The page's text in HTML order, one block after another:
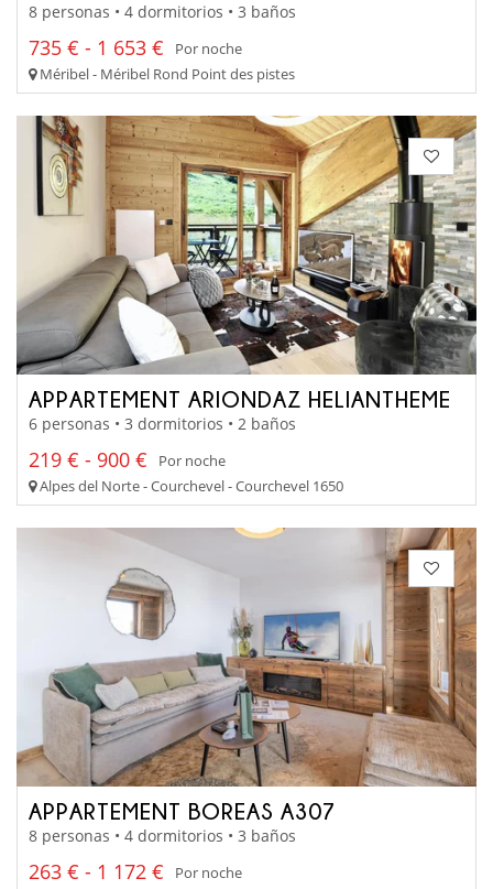
8 personas • 4 dormitorios • 3 baños
735 € - 1 653 €
Por noche
Méribel - Méribel Rond Point des pistes
APPARTEMENT ARIONDAZ HELIANTHEME
6 personas • 3 dormitorios • 2 baños
219 € - 900 €
Por noche
Alpes del Norte - Courchevel - Courchevel 1650
APPARTEMENT BOREAS A307
8 personas • 4 dormitorios • 3 baños
263 € - 1 172 €
Por noche